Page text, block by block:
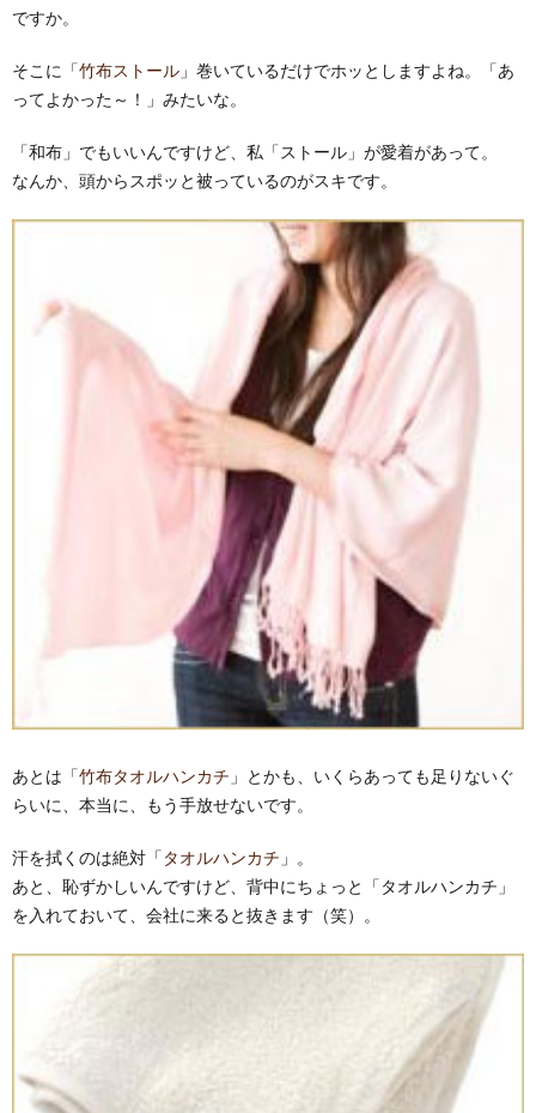
ですか。
そこに「竹布ストール 」巻いているだけでホッとしますよね。「あ
ってよかった～！」みたいな。
「和布」でもいいんですけど、私「ストール」が愛着があって。
なんか、頭からスポッと被っているのがスキです。
あとは「竹布タオルハンカチ 」とかも、いくらあっても足りないぐ
らいに、本当に、もう手放せないです。
汗を拭くのは絶対「タオルハンカチ 」。
あと、恥ずかしいんですけど、背中にちょっと「タオルハンカチ」
を入れておいて、会社に来ると抜きます（笑）。